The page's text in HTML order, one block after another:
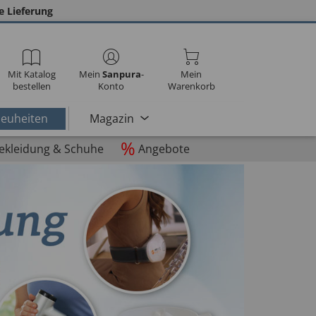
Lieferung
Mit Katalog
bestellen
Mein Sanpura-
Konto
Mein
Warenkorb
Magazin
& Schuhe
% Angebote